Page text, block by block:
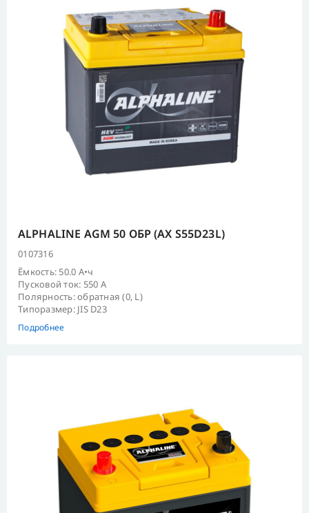
ALPHALINE AGM 50 ОБР (AX S55D23L)
0107316
Ёмкость: 50.0 А•ч
Пусковой ток: 550 А
Полярность: обратная (0, L)
Типоразмер: JIS D23
Подробнее